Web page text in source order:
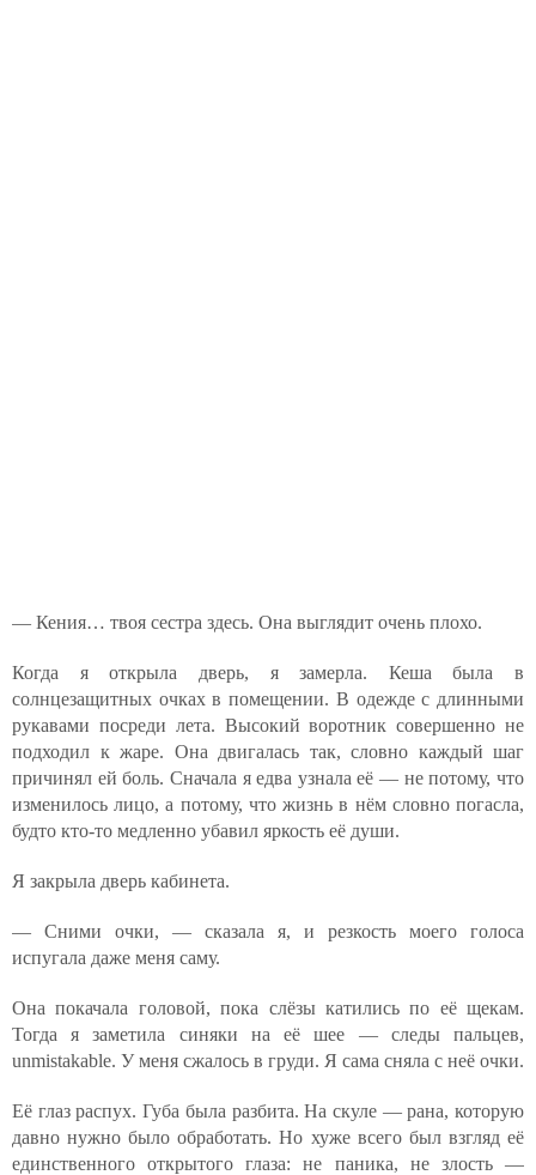
— Кения… твоя сестра здесь. Она выглядит очень плохо.
Когда я открыла дверь, я замерла. Кеша была в
солнцезащитных очках в помещении. В одежде с длинными
рукавами посреди лета. Высокий воротник совершенно не
подходил к жаре. Она двигалась так, словно каждый шаг
причинял ей боль. Сначала я едва узнала её — не потому, что
изменилось лицо, а потому, что жизнь в нём словно погасла,
будто кто-то медленно убавил яркость её души.
Я закрыла дверь кабинета.
— Сними очки, — сказала я, и резкость моего голоса
испугала даже меня саму.
Она покачала головой, пока слёзы катились по её щекам.
Тогда я заметила синяки на её шее — следы пальцев,
unmistakable. У меня сжалось в груди. Я сама сняла с неё очки.
Её глаз распух. Губа была разбита. На скуле — рана, которую
давно нужно было обработать. Но хуже всего был взгляд её
единственного открытого глаза: не паника, не злость —